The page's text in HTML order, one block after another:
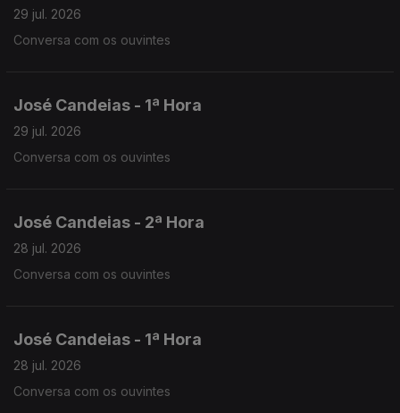
29 jul. 2026
Conversa com os ouvintes
José Candeias - 1ª Hora
29 jul. 2026
Conversa com os ouvintes
José Candeias - 2ª Hora
28 jul. 2026
Conversa com os ouvintes
José Candeias - 1ª Hora
28 jul. 2026
Conversa com os ouvintes